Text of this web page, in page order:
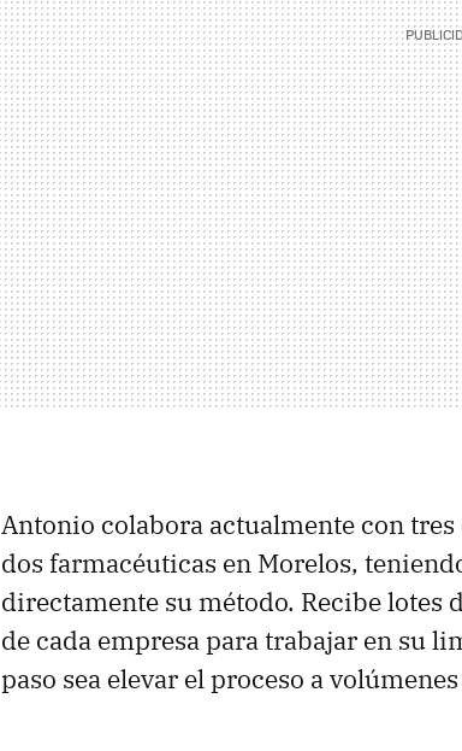
Antonio colabora actualmente con
dos farmacéuticas en Morelos,
directamente su método. Recibe lotes
de cada empresa para trabajar en su
paso sea elevar el proceso a